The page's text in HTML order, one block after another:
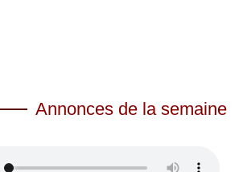
Annonces de la semaine